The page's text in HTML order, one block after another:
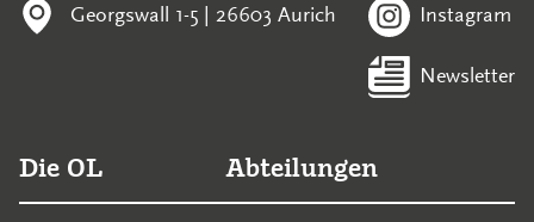
Georgswall 1-5 | 26603 Aurich Instagram
Newsletter
Die OL Abteilungen